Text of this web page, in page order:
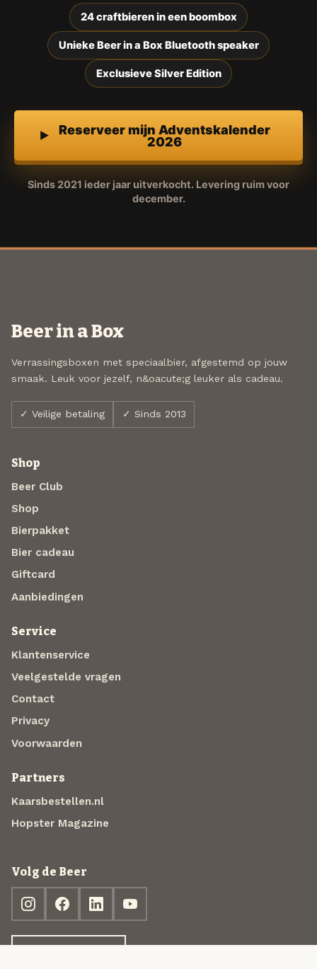
24 craftbieren in een boombox
Unieke Beer in a Box Bluetooth speaker
Exclusieve Silver Edition
Reserveer mijn Adventskalender
2026
Sinds 2021 ieder jaar uitverkocht. Levering ruim voor
december.
Beer in a Box
Verrassingsboxen met speciaalbier, afgestemd op jouw
smaak. Leuk voor jezelf, n&oacute;g leuker als cadeau.
✓ Veilige betaling ✓ Sinds 2013
Shop
Beer Club
Shop
Bierpakket
Bier cadeau
Giftcard
Aanbiedingen
Service
Klantenservice
Veelgestelde vragen
Contact
Privacy
Voorwaarden
Partners
Kaarsbestellen.nl
Hopster Magazine
Volg de Beer